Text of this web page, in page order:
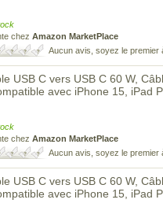
chez Amazon MarketPlace
Aucun avis, soyez le premier
USB C vers USB C 60 W,
avec iPhone 15, iPad
chez Amazon MarketPlace
Aucun avis, soyez le premier
USB C vers USB C 60 W,
avec iPhone 15, iPad